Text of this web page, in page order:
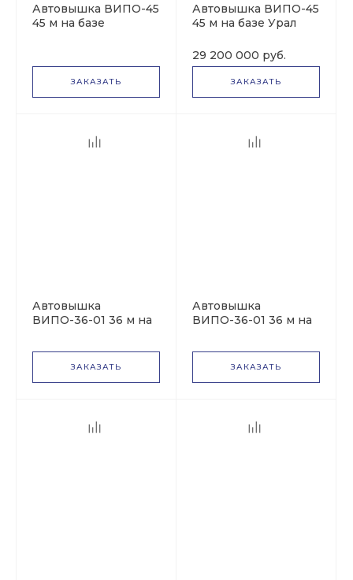
Автовышка ВИПО-45
45 м на базе
ЗАКАЗАТЬ
Автовышка ВИПО-45
45 м на базе Урал
6952-72)
29 200 000 руб.
ЗАКАЗАТЬ
Автовышка
ВИПО-36-01 36 м на
ЗАКАЗАТЬ
Автовышка
ВИПО-36-01 36 м на
NEXT
ЗАКАЗАТЬ